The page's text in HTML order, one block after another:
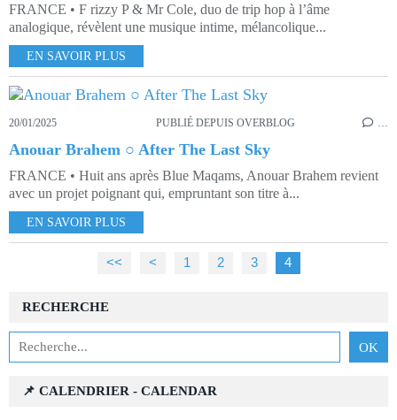
FRANCE • F rizzy P & Mr Cole, duo de trip hop à l’âme
analogique, révèlent une musique intime, mélancolique...
EN SAVOIR PLUS
20/01/2025 PUBLIÉ DEPUIS OVERBLOG …
Anouar Brahem ○ After The Last Sky
FRANCE • Huit ans après Blue Maqams, Anouar Brahem revient
avec un projet poignant qui, empruntant son titre à...
EN SAVOIR PLUS
<< < 1 2 3 4
RECHERCHE
📌 CALENDRIER - CALENDAR